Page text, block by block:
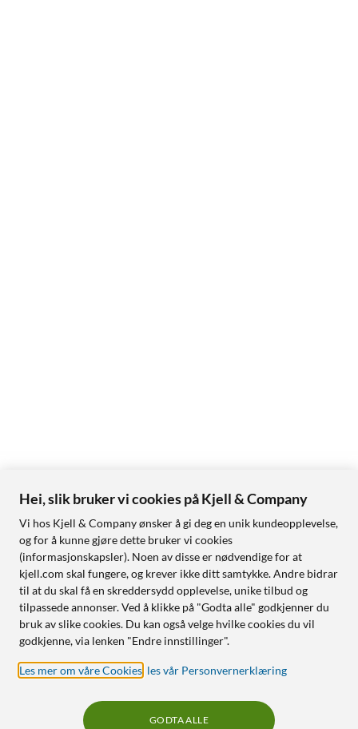
Hei, slik bruker vi cookies på Kjell & Company
Vi hos Kjell & Company ønsker å gi deg en unik kundeopplevelse,
og for å kunne gjøre dette bruker vi cookies
(informasjonskapsler). Noen av disse er nødvendige for at
kjell.com skal fungere, og krever ikke ditt samtykke. Andre bidrar
til at du skal få en skreddersydd opplevelse, unike tilbud og
tilpassede annonser. Ved å klikke på "Godta alle" godkjenner du
bruk av slike cookies. Du kan også velge hvilke cookies du vil
godkjenne, via lenken "Endre innstillinger".
Les mer om våre Cookies les vår Personvernerklæring
GODTA ALLE